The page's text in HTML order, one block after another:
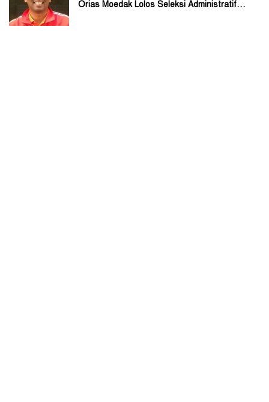
Orias Moedak Lolos Seleksi Administratif